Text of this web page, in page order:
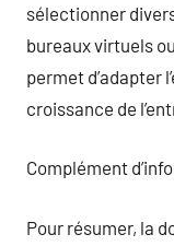
sélectionner
bureaux virtuels
permet d’adapter
croissance de
Complément
Pour résumer, la